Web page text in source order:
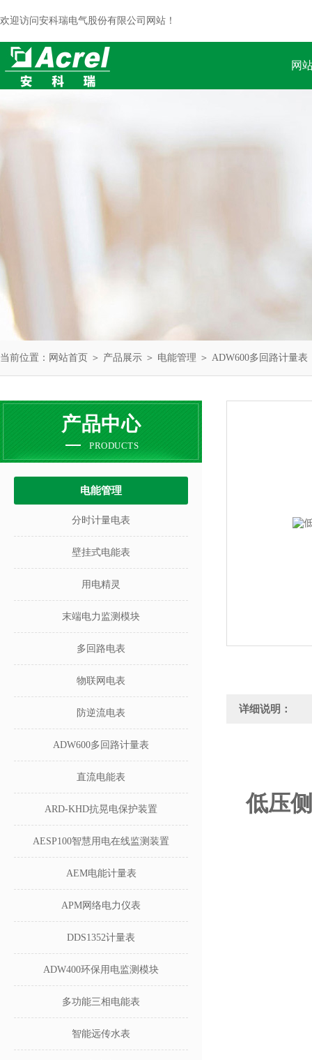
欢迎访问安科瑞电气股份有限公司网站！
网
当前位置： 网站首页 ＞ 产品展示 ＞ 电能管理 ＞ ADW600多回路计量表
产品中心
PRODUCTS
电能管理
分时计量电表
壁挂式电能表
用电精灵
末端电力监测模块
多回路电表
物联网电表
防逆流电表
ADW600多回路计量表
直流电能表
ARD-KHD抗晃电保护装置
AESP100智慧用电在线监测装置
AEM电能计量表
APM网络电力仪表
DDS1352计量表
ADW400环保用电监测模块
多功能三相电能表
智能远传水表
详细说明：
低压